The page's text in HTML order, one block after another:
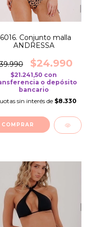
Conjunto malla
ANDRESSA
$24.990
$21.241,50 con
o depósito
bancario
sin interés de $8.330
COMPRAR